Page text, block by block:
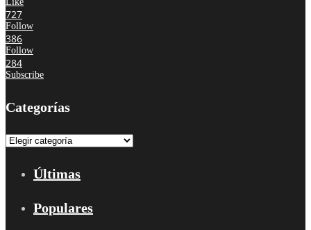
727
Follow
386
Follow
284
Subscribe
Categorías
Categorías
Últimas
Populares